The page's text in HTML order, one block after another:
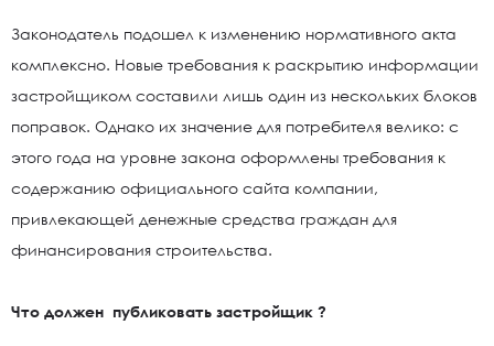
Законодатель подошел к изменению нормативного акта
комплексно. Новые требования к раскрытию информации
застройщиком составили лишь один из нескольких блоков
поправок. Однако их значение для потребителя велико: с
этого года на уровне закона оформлены требования к
содержанию официального сайта компании,
привлекающей денежные средства граждан для
финансирования строительства.
Что должен публиковать застройщик ?